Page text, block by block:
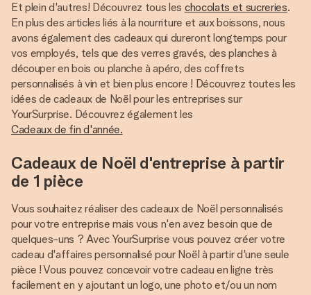
Et plein d'autres! Découvrez tous les chocolats et sucreries.
En plus des articles liés à la nourriture et aux boissons, nous
avons également des cadeaux qui dureront longtemps pour
vos employés, tels que des verres gravés, des planches à
découper en bois ou planche à apéro, des coffrets
personnalisés à vin et bien plus encore ! Découvrez toutes les
idées de cadeaux de Noël pour les entreprises sur
YourSurprise. Découvrez également les
Cadeaux de fin d'année.
Cadeaux de Noël d'entreprise à partir
de 1 pièce
Vous souhaitez réaliser des cadeaux de Noël personnalisés
pour votre entreprise mais vous n'en avez besoin que de
quelques-uns ? Avec YourSurprise vous pouvez créer votre
cadeau d'affaires personnalisé pour Noël à partir d'une seule
pièce ! Vous pouvez concevoir votre cadeau en ligne très
facilement en y ajoutant un logo, une photo et/ou un nom